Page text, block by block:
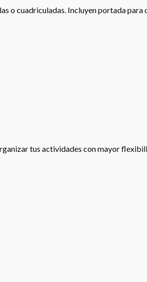
o cuadriculadas. Incluyen portada para
tus actividades con mayor